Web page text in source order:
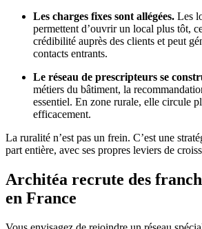
Les charges fixes sont allégées. Les
permettent d’ouvrir un local plus tôt,
crédibilité auprès des clients et peut
contacts entrants.
Le réseau de prescripteurs se
métiers du bâtiment, la
essentiel. En zone rurale, elle circule
efficacement.
La ruralité n’est pas un frein. C’est une
part entière, avec ses propres leviers de
Architéa recrute des
en France